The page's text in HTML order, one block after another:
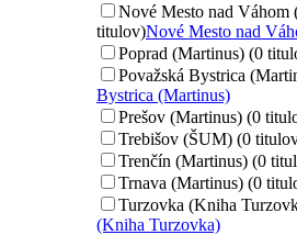
Nové Mesto nad
titulov)Nové Mesto nad
Poprad (Martinus) (0
Považská Bystrica
Bystrica (Martinus)
Prešov (Martinus) (0
Trebišov (ŠUM) (0
Trenčín (Martinus) (0
Trnava (Martinus) (0
Turzovka (Kniha
(Kniha Turzovka)